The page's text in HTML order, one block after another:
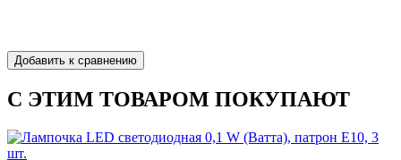
С ЭТИМ ТОВАРОМ ПОКУПАЮТ